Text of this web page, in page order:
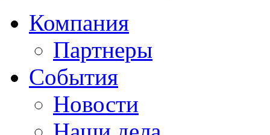
Компания
Партнеры
События
Новости